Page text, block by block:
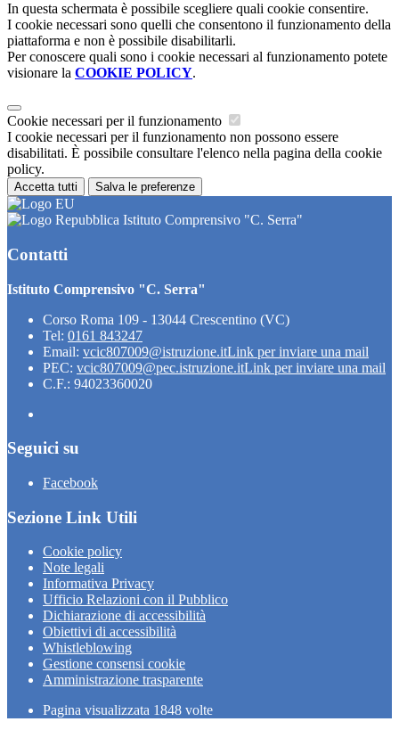
In questa schermata è possibile scegliere quali cookie consentire.
I cookie necessari sono quelli che consentono il funzionamento della
piattaforma e non è possibile disabilitarli.
Per conoscere quali sono i cookie necessari al funzionamento potete
visionare la COOKIE POLICY.
Cookie necessari per il funzionamento
I cookie necessari per il funzionamento non possono essere
disabilitati. È possibile consultare l'elenco nella pagina della cookie
policy.
Accetta tutti Salva le preferenze
Istituto Comprensivo "C. Serra"
Contatti
Istituto Comprensivo "C. Serra"
Corso Roma 109 - 13044 Crescentino (VC)
Tel: 0161 843247
Email: vcic807009@istruzione.itLink per inviare una mail
PEC: vcic807009@pec.istruzione.itLink per inviare una mail
C.F.: 94023360020
Seguici su
Facebook
Sezione Link Utili
Cookie policy
Note legali
Informativa Privacy
Ufficio Relazioni con il Pubblico
Dichiarazione di accessibilità
Obiettivi di accessibilità
Whistleblowing
Gestione consensi cookie
Amministrazione trasparente
Pagina visualizzata 1848 volte